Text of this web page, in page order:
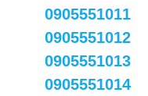
0905551011
0905551012
0905551013
0905551014